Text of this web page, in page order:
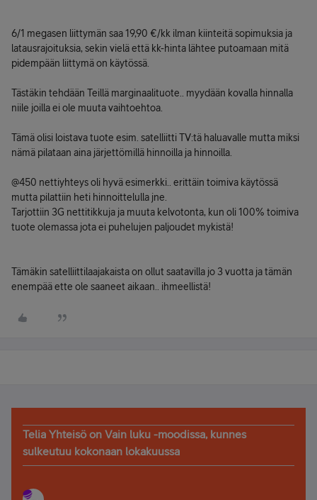
6/1 megasen liittymän saa 19,90 €/kk ilman kiinteitä sopimuksia ja
latausrajoituksia, sekin vielä että kk-hinta lähtee putoamaan mitä
pidempään liittymä on käytössä.
Tästäkin tehdään Teillä marginaalituote.. myydään kovalla hinnalla
niile joilla ei ole muuta vaihtoehtoa.
Tämä olisi loistava tuote esim. satelliitti TV:tä haluavalle mutta miksi
nämä pilataan aina järjettömillä hinnoilla ja hinnoilla.
@450 nettiyhteys oli hyvä esimerkki.. erittäin toimiva käytössä
mutta pilattiin heti hinnoittelulla jne.
Tarjottiin 3G nettitikkuja ja muuta kelvotonta, kun oli 100% toimiva
tuote olemassa jota ei puhelujen paljoudet mykistä!
Tämäkin satelliittilaajakaista on ollut saatavilla jo 3 vuotta ja tämän
enempää ette ole saaneet aikaan.. ihmeellistä!
Telia Yhteisö on Vain luku -moodissa, kunnes
sulkeutuu kokonaan lokakuussa